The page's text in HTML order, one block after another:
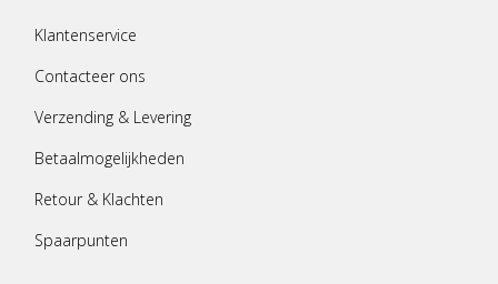
Klantenservice
Contacteer ons
Verzending & Levering
Betaalmogelijkheden
Retour & Klachten
Spaarpunten